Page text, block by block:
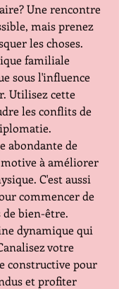
Une rencontre
mais prenez
les choses.
familiale
sous l'influence
Utilisez cette
les conflits de
abondante de
à améliorer
C'est aussi
commencer de
bien-être.
dynamique qui
votre
constructive pour
et profiter